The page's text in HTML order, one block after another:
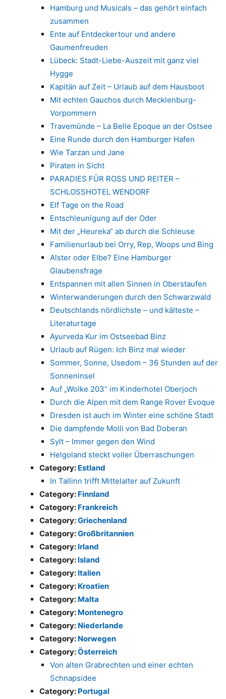
Hamburg und Musicals – das gehört einfach
zusammen
Ente auf Entdeckertour und andere
Gaumenfreuden
Lübeck: Stadt-Liebe-Auszeit mit ganz viel
Hygge
Kapitän auf Zeit – Urlaub auf dem Hausboot
Mit echten Gauchos durch Mecklenburg-
Vorpommern
Travemünde – La Belle Epoque an der Ostsee
Eine Runde durch den Hamburger Hafen
Wie Tarzan und Jane
Piraten in Sicht
PARADIES FÜR ROSS UND REITER –
SCHLOSSHOTEL WENDORF
Elf Tage on the Road
Entschleunigung auf der Oder
Mit der „Heureka“ ab durch die Schleuse
Familienurlaub bei Orry, Rep, Woops und Bing
Alster oder Elbe? Eine Hamburger
Glaubensfrage
Entspannen mit allen Sinnen in Oberstaufen
Winterwanderungen durch den Schwarzwald
Deutschlands nördlichste – und kälteste –
Literaturtage
Ayurveda Kur im Ostseebad Binz
Urlaub auf Rügen: Ich Binz mal wieder
Sommer, Sonne, Usedom – 36 Stunden auf der
Sonneninsel
Auf „Wolke 203“ im Kinderhotel Oberjoch
Durch die Alpen mit dem Range Rover Evoque
Dresden ist auch im Winter eine schöne Stadt
Die dampfende Molli von Bad Doberan
Sylt – Immer gegen den Wind
Helgoland steckt voller Überraschungen
Category: Estland
In Tallinn trifft Mittelalter auf Zukunft
Category: Finnland
Category: Frankreich
Category:Griechenland
Category:Großbritannien
Category: Irland
Category: Island
Category: Italien
Category: Kroatien
Category: Malta
Category: Montenegro
Category: Niederlande
Category: Norwegen
Category:Österreich
Von alten Grabrechten und einer echten
Schnapsidee
Category: Portugal